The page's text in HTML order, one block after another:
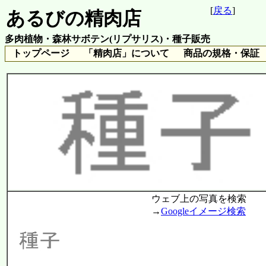
あるびの精肉店
多肉植物・森林サボテン(リプサリス)・種子販売
トップページ
「精肉店」について 商品の規格・保証
[戻る]
ウェブ上の写真を検索
→Googleイメージ検索